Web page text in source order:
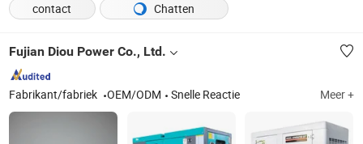
contact Chatten
Fujian Diou Power Co., Ltd.
Fabrikant/fabriek OEM/ODM Snelle Reactie Meer +